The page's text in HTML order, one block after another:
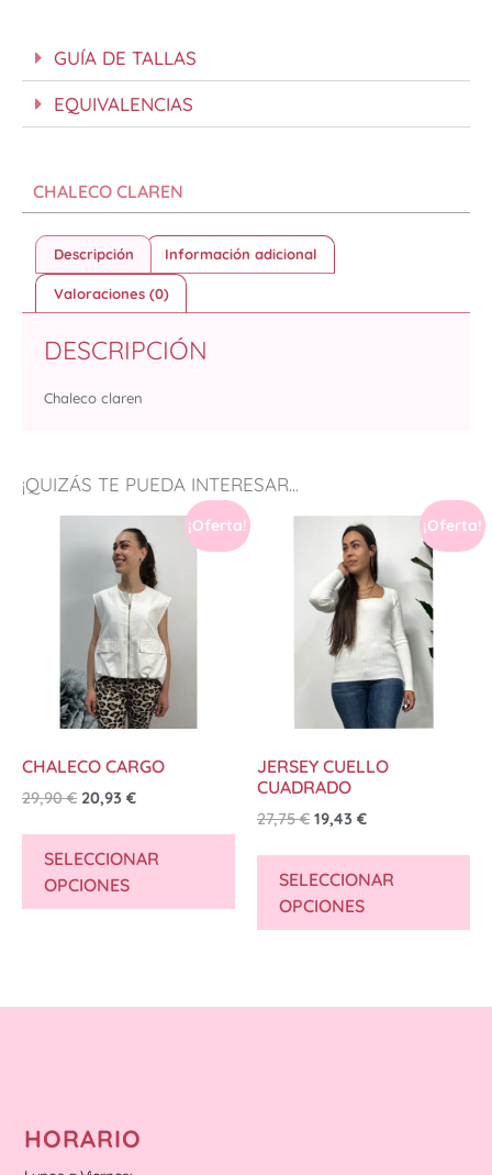
GUÍA DE TALLAS
EQUIVALENCIAS
¡QUIZÁS TE PUEDA INTERESAR...
¡Oferta!
CHALECO CARGO
29,90€ 20,93 €
SELECCIONAR
OPCIONES
¡Oferta!
JERSEY CUELLO
CUADRADO
27,75€ 19,43 €
SELECCIONAR
OPCIONES
CHALECO CLAREN
Descripción Información adicional
Valoraciones (0)
DESCRIPCIÓN
Chaleco claren
HORARIO